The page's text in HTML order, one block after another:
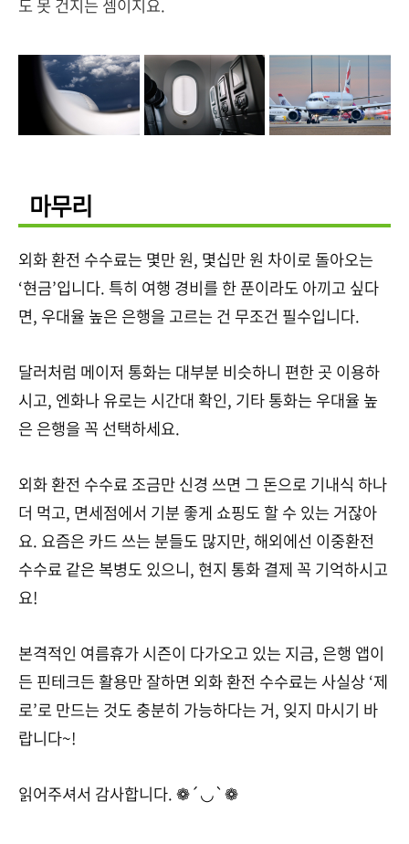
도 못 건지는 셈이지요.
마무리
외화 환전 수수료는 몇만 원, 몇십만 원 차이로 돌아오는
‘현금’입니다. 특히 여행 경비를 한 푼이라도 아끼고 싶다
면, 우대율 높은 은행을 고르는 건 무조건 필수입니다.
달러처럼 메이저 통화는 대부분 비슷하니 편한 곳 이용하
시고, 엔화나 유로는 시간대 확인, 기타 통화는 우대율 높
은 은행을 꼭 선택하세요.
외화 환전 수수료 조금만 신경 쓰면 그 돈으로 기내식 하나
더 먹고, 면세점에서 기분 좋게 쇼핑도 할 수 있는 거잖아
요. 요즘은 카드 쓰는 분들도 많지만, 해외에선 이중환전
수수료 같은 복병도 있으니, 현지 통화 결제 꼭 기억하시고
요!
본격적인 여름휴가 시즌이 다가오고 있는 지금, 은행 앱이
든 핀테크든 활용만 잘하면 외화 환전 수수료는 사실상 ‘제
로’로 만드는 것도 충분히 가능하다는 거, 잊지 마시기 바
랍니다~!
읽어주셔서 감사합니다. ❁´◡`❁